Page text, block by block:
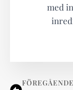
med
FÖREGÅENDE